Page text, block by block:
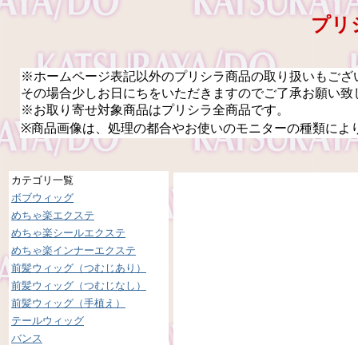
プリ
※ホームページ表記以外のプリシラ商品の取り扱いもご
その場合少しお日にちをいただきますのでご了承お願い致
※お取り寄せ対象商品はプリシラ全商品です。
※商品画像は、処理の都合やお使いのモニターの種類に
カテゴリ一覧
ボブウィッグ
めちゃ楽エクステ
めちゃ楽シールエクステ
めちゃ楽インナーエクステ
前髪ウィッグ（つむじあり）
前髪ウィッグ（つむじなし）
前髪ウィッグ（手植え）
テールウィッグ
バンス